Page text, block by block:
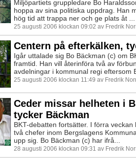
Miljöpartiets gruppledare Bo
hoppa av sina politiska uppdrag. Han
hög tid att trappa ner och ge plats åt ...
25 augusti 2006 klockan 09:02 av Fredrik
Centern på efterkälken,
Igår uttalade sig Bo Bäckman (c) om
framtid. Han vill återinföra två av
avdelningar i kommunal regi eftersom
25 augusti 2006 klockan 11:49 av Fredrik
Ceder missar helheten i
tycker Bäckman
BKT-debatten fortsätter. I förra veckan
två chefer inom Bergslagens
upp sig. Bo Bäckman (c) har ifrå...
28 augusti 2006 klockan 09:31 av Fredrik